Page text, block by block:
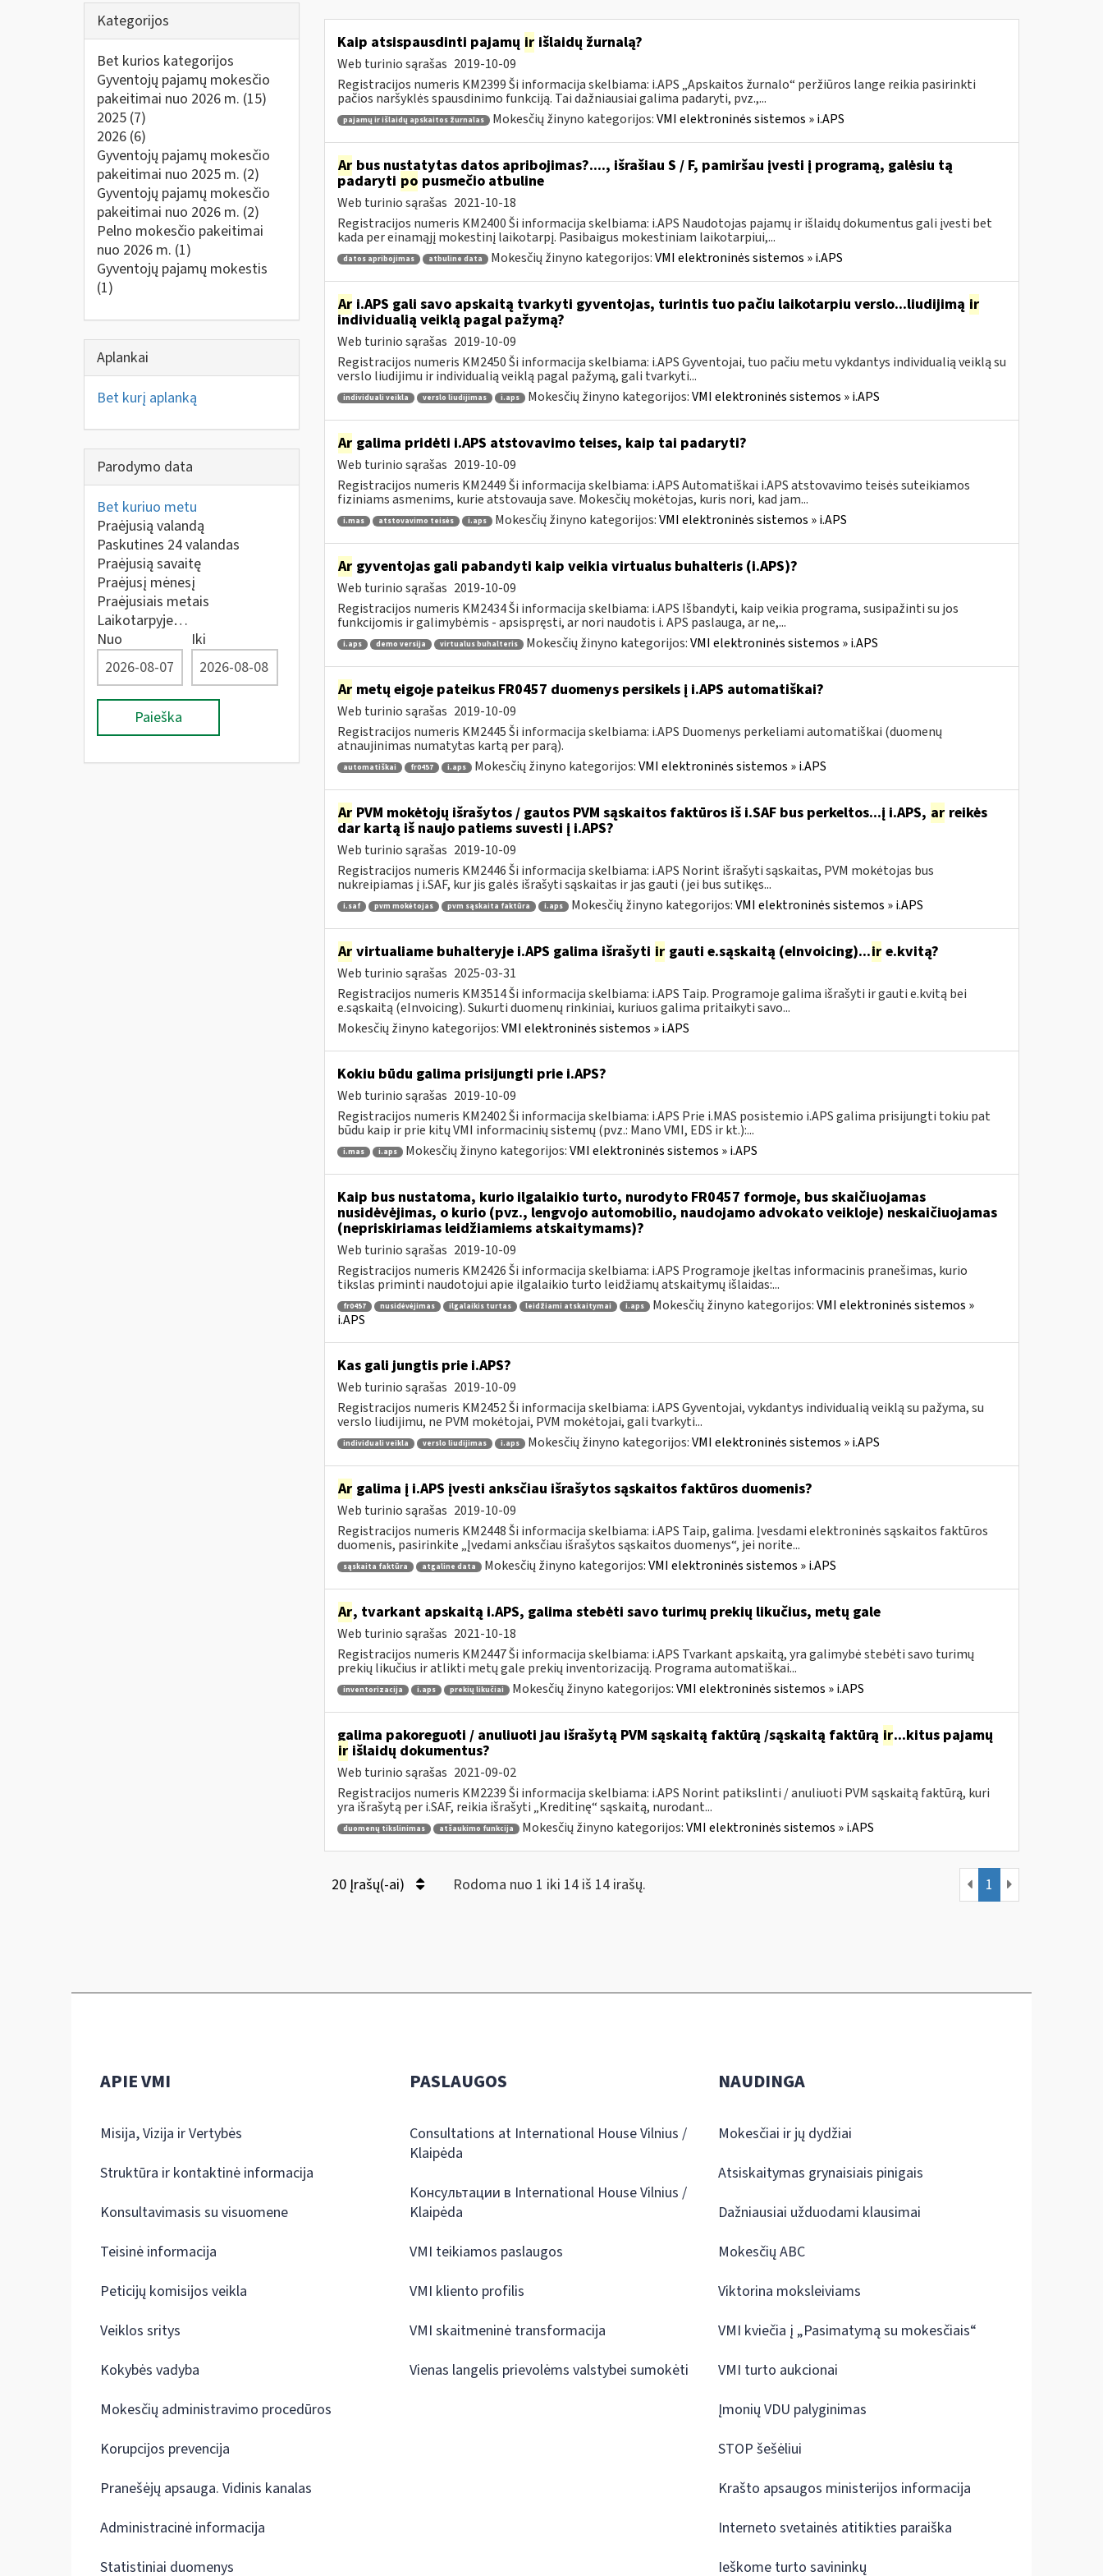
Kategorijos
Bet kurios kategorijos
Gyventojų pajamų mokesčio
pakeitimai nuo 2026 m. (15)
2025 (7)
2026 (6)
Gyventojų pajamų mokesčio
pakeitimai nuo 2025 m. (2)
Gyventojų pajamų mokesčio
pakeitimai nuo 2026 m. (2)
Pelno mokesčio pakeitimai
nuo 2026 m. (1)
Gyventojų pajamų mokestis
(1)
Aplankai
Bet kurį aplanką
Parodymo data
Bet kuriuo metu
Praėjusią valandą
Paskutines 24 valandas
Praėjusią savaitę
Praėjusį mėnesį
Praėjusiais metais
Laikotarpyje…
Nuo
Iki
Paieška
Kaip atsispausdinti pajamų irišlaidų žurnalą?
Web turinio sąrašas 2019-10-09
Registracijos numeris KM2399 Ši informacija skelbiama: i.APS „Apskaitos žurnalo“ peržiūros lange reikia pasirinkti
pačios naršyklės spausdinimo funkciją. Tai dažniausiai galima padaryti, pvz.,...
pajamų ir išlaidų apskaitos žurnalas Mokesčių žinyno kategorijos:VMI elektroninės sistemos » i.APS
Arbus nustatytas datos apribojimas?...., išrašiau S / F, pamiršau įvesti į programą, galėsiu tą
padaryti po pusmečio atbuline
Web turinio sąrašas 2021-10-18
Registracijos numeris KM2400 Ši informacija skelbiama: i.APS Naudotojas pajamų ir išlaidų dokumentus gali įvesti bet
kada per einamąjį mokestinį laikotarpį. Pasibaigus mokestiniam laikotarpiui,...
datos apribojimas atbuline data Mokesčių žinyno kategorijos:VMI elektroninės sistemos » i.APS
Ari.APS gali savo apskaitą tvarkyti gyventojas, turintis tuo pačiu laikotarpiu verslo...liudijimą ir
individualią veiklą pagal pažymą?
Web turinio sąrašas 2019-10-09
Registracijos numeris KM2450 Ši informacija skelbiama: i.APS Gyventojai, tuo pačiu metu vykdantys individualią veiklą su
verslo liudijimu ir individualią veiklą pagal pažymą, gali tvarkyti...
individuali veikla verslo liudijimas i.aps Mokesčių žinyno kategorijos:VMI elektroninės sistemos » i.APS
Argalima pridėti i.APS atstovavimo teises, kaip tai padaryti?
Web turinio sąrašas 2019-10-09
Registracijos numeris KM2449 Ši informacija skelbiama: i.APS Automatiškai i.APS atstovavimo teisės suteikiamos
fiziniams asmenims, kurie atstovauja save. Mokesčių mokėtojas, kuris nori, kad jam...
i.mas atstovavimo teisės i.aps Mokesčių žinyno kategorijos:VMI elektroninės sistemos » i.APS
Argyventojas gali pabandyti kaip veikia virtualus buhalteris (i.APS)?
Web turinio sąrašas 2019-10-09
Registracijos numeris KM2434 Ši informacija skelbiama: i.APS Išbandyti, kaip veikia programa, susipažinti su jos
funkcijomis ir galimybėmis - apsispręsti, ar nori naudotis i. APS paslauga, ar ne,...
i.aps demo versija virtualus buhalteris Mokesčių žinyno kategorijos:VMI elektroninės sistemos » i.APS
Armetų eigoje pateikus FR0457 duomenys persikels į i.APS automatiškai?
Web turinio sąrašas 2019-10-09
Registracijos numeris KM2445 Ši informacija skelbiama: i.APS Duomenys perkeliami automatiškai (duomenų
atnaujinimas numatytas kartą per parą).
automatiškai fr0457 i.aps Mokesčių žinyno kategorijos:VMI elektroninės sistemos » i.APS
ArPVM mokėtojų išrašytos / gautos PVM sąskaitos faktūros iš i.SAF bus perkeltos...į i.APS, arreikės
dar kartą iš naujo patiems suvesti į i.APS?
Web turinio sąrašas 2019-10-09
Registracijos numeris KM2446 Ši informacija skelbiama: i.APS Norint išrašyti sąskaitas, PVM mokėtojas bus
nukreipiamas į i.SAF, kur jis galės išrašyti sąskaitas ir jas gauti (jei bus sutikęs...
i.saf pvm mokėtojas pvm sąskaita faktūra i.aps Mokesčių žinyno kategorijos:VMI elektroninės sistemos » i.APS
Arvirtualiame buhalteryje i.APS galima išrašyti irgauti e.sąskaitą (eInvoicing)...ire.kvitą?
Web turinio sąrašas 2025-03-31
Registracijos numeris KM3514 Ši informacija skelbiama: i.APS Taip. Programoje galima išrašyti ir gauti e.kvitą bei
e.sąskaitą (eInvoicing). Sukurti duomenų rinkiniai, kuriuos galima pritaikyti savo...
Mokesčių žinyno kategorijos:VMI elektroninės sistemos » i.APS
Kokiu būdu galima prisijungti prie i.APS?
Web turinio sąrašas 2019-10-09
Registracijos numeris KM2402 Ši informacija skelbiama: i.APS Prie i.MAS posistemio i.APS galima prisijungti tokiu pat
būdu kaip ir prie kitų VMI informacinių sistemų (pvz.: Mano VMI, EDS ir kt.):...
i.mas i.aps Mokesčių žinyno kategorijos:VMI elektroninės sistemos » i.APS
Kaip bus nustatoma, kurio ilgalaikio turto, nurodyto FR0457 formoje, bus skaičiuojamas
nusidėvėjimas, o kurio (pvz., lengvojo automobilio, naudojamo advokato veikloje) neskaičiuojamas
(nepriskiriamas leidžiamiems atskaitymams)?
Web turinio sąrašas 2019-10-09
Registracijos numeris KM2426 Ši informacija skelbiama: i.APS Programoje įkeltas informacinis pranešimas, kurio
tikslas priminti naudotojui apie ilgalaikio turto leidžiamų atskaitymų išlaidas:...
fr0457 nusidėvėjimas ilgalaikis turtas leidžiami atskaitymai i.aps Mokesčių žinyno kategorijos:VMI elektroninės sistemos »
i.APS
Kas gali jungtis prie i.APS?
Web turinio sąrašas 2019-10-09
Registracijos numeris KM2452 Ši informacija skelbiama: i.APS Gyventojai, vykdantys individualią veiklą su pažyma, su
verslo liudijimu, ne PVM mokėtojai, PVM mokėtojai, gali tvarkyti...
individuali veikla verslo liudijimas i.aps Mokesčių žinyno kategorijos:VMI elektroninės sistemos » i.APS
Argalima į i.APS įvesti anksčiau išrašytos sąskaitos faktūros duomenis?
Web turinio sąrašas 2019-10-09
Registracijos numeris KM2448 Ši informacija skelbiama: i.APS Taip, galima. Įvesdami elektroninės sąskaitos faktūros
duomenis, pasirinkite „Įvedami anksčiau išrašytos sąskaitos duomenys“, jei norite...
sąskaita faktūra atgaline data Mokesčių žinyno kategorijos:VMI elektroninės sistemos » i.APS
Ar, tvarkant apskaitą i.APS, galima stebėti savo turimų prekių likučius, metų gale
Web turinio sąrašas 2021-10-18
Registracijos numeris KM2447 Ši informacija skelbiama: i.APS Tvarkant apskaitą, yra galimybė stebėti savo turimų
prekių likučius ir atlikti metų gale prekių inventorizaciją. Programa automatiškai...
inventorizacija i.aps prekių likučiai Mokesčių žinyno kategorijos:VMI elektroninės sistemos » i.APS
galima pakoreguoti / anuliuoti jau išrašytą PVM sąskaitą faktūrą /sąskaitą faktūrą ir...kitus pajamų
irišlaidų dokumentus?
Web turinio sąrašas 2021-09-02
Registracijos numeris KM2239 Ši informacija skelbiama: i.APS Norint patikslinti / anuliuoti PVM sąskaitą faktūrą, kuri
yra išrašytą per i.SAF, reikia išrašyti „Kreditinę“ sąskaitą, nurodant...
duomenų tikslinimas atšaukimo funkcija Mokesčių žinyno kategorijos:VMI elektroninės sistemos » i.APS
20 Įrašų(-ai) Rodoma nuo 1 iki 14 iš 14 irašų. 1
APIE VMI
Misija, Vizija ir Vertybės
Struktūra ir kontaktinė informacija
Konsultavimasis su visuomene
Teisinė informacija
Peticijų komisijos veikla
Veiklos sritys
Kokybės vadyba
Mokesčių administravimo procedūros
Korupcijos prevencija
Pranešėjų apsauga. Vidinis kanalas
Administracinė informacija
Statistiniai duomenys
PASLAUGOS
Consultations at International House Vilnius /
Klaipėda
Консультации в International House Vilnius /
Klaipėda
VMI teikiamos paslaugos
VMI kliento profilis
VMI skaitmeninė transformacija
Vienas langelis prievolėms valstybei sumokėti
NAUDINGA
Mokesčiai ir jų dydžiai
Atsiskaitymas grynaisiais pinigais
Dažniausiai užduodami klausimai
Mokesčių ABC
Viktorina moksleiviams
VMI kviečia į „Pasimatymą su mokesčiais“
VMI turto aukcionai
Įmonių VDU palyginimas
STOP šešėliui
Krašto apsaugos ministerijos informacija
Interneto svetainės atitikties paraiška
Ieškome turto savininkų